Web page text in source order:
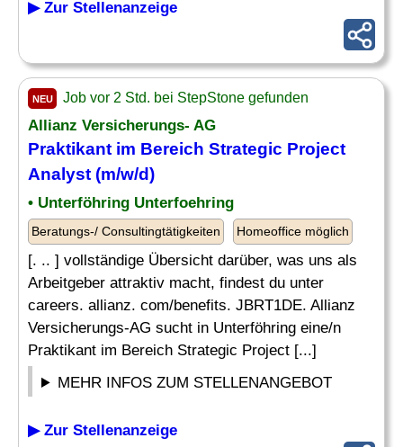
▶ Zur Stellenanzeige
NEU Job vor 2 Std. bei StepStone gefunden
Allianz Versicherungs- AG
Praktikant im Bereich Strategic Project
Analyst (m/w/d)
• Unterföhring Unterfoehring
Beratungs-/ Consultingtätigkeiten Homeoffice möglich
[. .. ] vollständige Übersicht darüber, was uns als
Arbeitgeber attraktiv macht, findest du unter
careers. allianz. com/benefits. JBRT1DE. Allianz
Versicherungs-AG sucht in Unterföhring eine/n
Praktikant im Bereich Strategic Project [...]
MEHR INFOS ZUM STELLENANGEBOT
▶ Zur Stellenanzeige